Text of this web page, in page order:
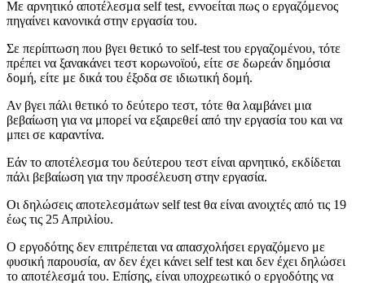
Με αρνητικό αποτέλεσμα self test, εννοείται πως ο εργαζόμενος
πηγαίνει κανονικά στην εργασία του.
Σε περίπτωση που βγει θετικό το self-test του εργαζομένου, τότε
πρέπει να ξανακάνει τεστ κορωνοϊού, είτε σε δωρεάν δημόσια
δομή, είτε με δικά του έξοδα σε ιδιωτική δομή.
Αν βγει πάλι θετικό το δεύτερο τεστ, τότε θα λαμβάνει μια
βεβαίωση για να μπορεί να εξαιρεθεί από την εργασία του και να
μπει σε καραντίνα.
Εάν το αποτέλεσμα του δεύτερου τεστ είναι αρνητικό, εκδίδεται
πάλι βεβαίωση για την προσέλευση στην εργασία.
Οι δηλώσεις αποτελεσμάτων self test θα είναι ανοιχτές από τις 19
έως τις 25 Απριλίου.
Ο εργοδότης δεν επιτρέπεται να απασχολήσει εργαζόμενο με
φυσική παρουσία, αν δεν έχει κάνει self test και δεν έχει δηλώσει
το αποτέλεσμά του. Επίσης, είναι υποχρεωτικό ο εργοδότης να